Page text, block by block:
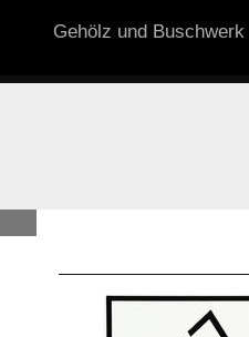
Gehölz und Buschwerk